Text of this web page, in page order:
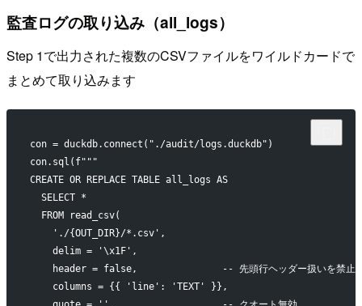
監査ログの取り込み（all_logs）
Step 1で出力された複数のCSVファイルをワイルドカードで
まとめて取り込みます
con = duckdb.connect("./audit/logs.duckdb")
con.sql(f"""
CREATE OR REPLACE TABLE all_logs AS
  SELECT *
  FROM read_csv(
    './{OUT_DIR}/*.csv',
    delim = '\x1F',
    header = false,               -- 先頭行ヘッダー扱いを禁止
    columns = {{ 'line': 'TEXT' }},